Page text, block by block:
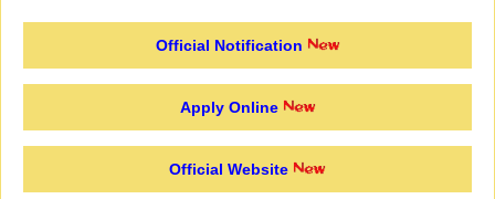
Official Notification
Apply Online
Official Website